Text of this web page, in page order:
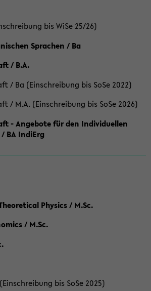
bis WiSe 25/26)
Sprachen / Ba
/ B.A.
/ Ba (Einschreibung bis SoSe 2022)
/ M.A. (Einschreibung bis SoSe 2026)
- Angebote für den Individuellen
BA IndiErg
Physics / M.Sc.
/ M.Sc.
bis SoSe 2025)